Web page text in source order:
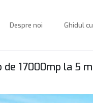
Despre noi Ghidul
17000mp la 5